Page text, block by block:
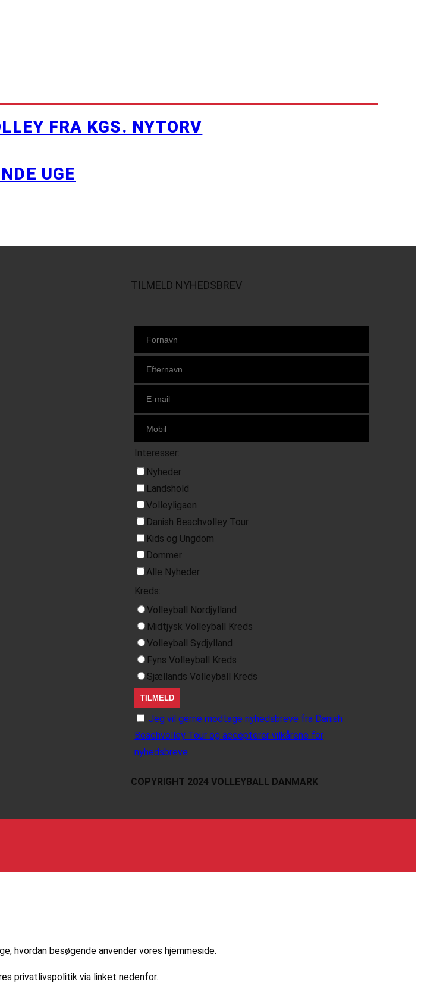
FRA KGS. NYTORV
UGE
TILMELD NYHEDSBREV
Interesser:
Nyheder
Landshold
Volleyligaen
Danish Beachvolley Tour
Kids og Ungdom
Dommer
Alle Nyheder
Kreds:
Volleyball Nordjylland
Midtjysk Volleyball Kreds
Volleyball Sydjylland
Fyns Volleyball Kreds
Sjællands Volleyball Kreds
Jeg vil gerne modtage nyhedsbreve fra Danish
Beachvolley Tour og accepterer vilkårene for
nyhedsbreve
COPYRIGHT 2024 VOLLEYBALL DANMARK
hvordan besøgende anvender vores hjemmeside.
privatlivspolitik via linket nedenfor.